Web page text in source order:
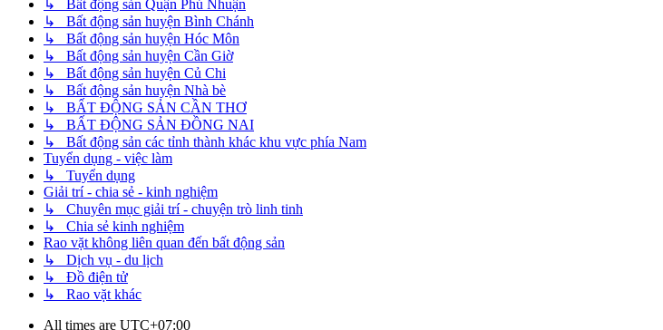
↳ Bất động sản Quận Phú Nhuận
↳ Bất động sản huyện Bình Chánh
↳ Bất động sản huyện Hóc Môn
↳ Bất động sản huyện Cần Giờ
↳ Bất động sản huyện Củ Chi
↳ Bất động sản huyện Nhà bè
↳ BẤT ĐỘNG SẢN CẦN THƠ
↳ BẤT ĐỘNG SẢN ĐỒNG NAI
↳ Bất động sản các tỉnh thành khác khu vực phía Nam
Tuyển dụng - việc làm
↳ Tuyển dụng
Giải trí - chia sẻ - kinh nghiệm
↳ Chuyên mục giải trí - chuyện trò linh tinh
↳ Chia sẻ kinh nghiệm
Rao vặt không liên quan đến bất động sản
↳ Dịch vụ - du lịch
↳ Đồ điện tử
↳ Rao vặt khác
All times are UTC+07:00